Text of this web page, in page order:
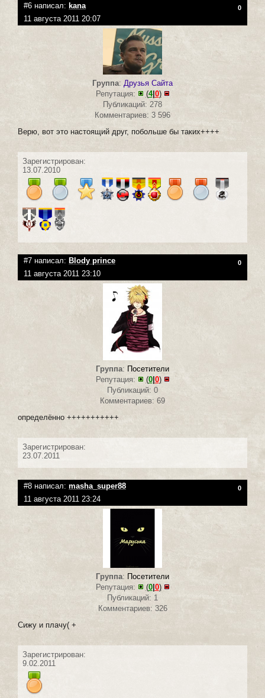
#6 написал: kana 0
11 августа 2011 20:07
Группа: Друзья Сайта
Репутация:
(4| 0)
Публикаций: 278
Комментариев: 3 596
Верю, вот это настоящий друг, побольше бы таких++++
Зарегистрирован:
13.07.2010
#7 написал: Blody prince 0
11 августа 2011 23:10
Группа: Посетители
Репутация:
(0|0)
Публикаций: 0
Комментариев: 69
определённо +++++++++++
Зарегистрирован:
23.07.2011
#8 написал: masha_super88 0
11 августа 2011 23:24
Группа: Посетители
Репутация:
(0|0)
Публикаций: 1
Комментариев: 326
Сижу и плачу( +
Зарегистрирован:
9.02.2011